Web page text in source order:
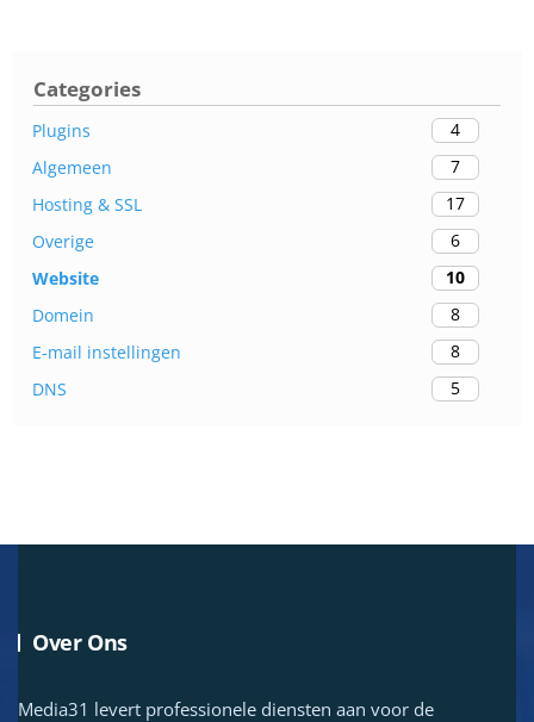
Categories
Plugins
4
Algemeen
7
Hosting & SSL
17
Overige
6
Website
10
Domein
8
E-mail instellingen
8
DNS
5
Over Ons
Media31 levert professionele diensten aan voor de